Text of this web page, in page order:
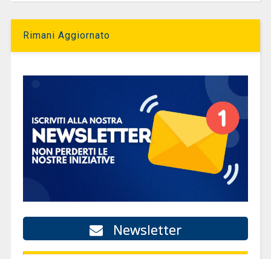
Rimani Aggiornato
Newsletter